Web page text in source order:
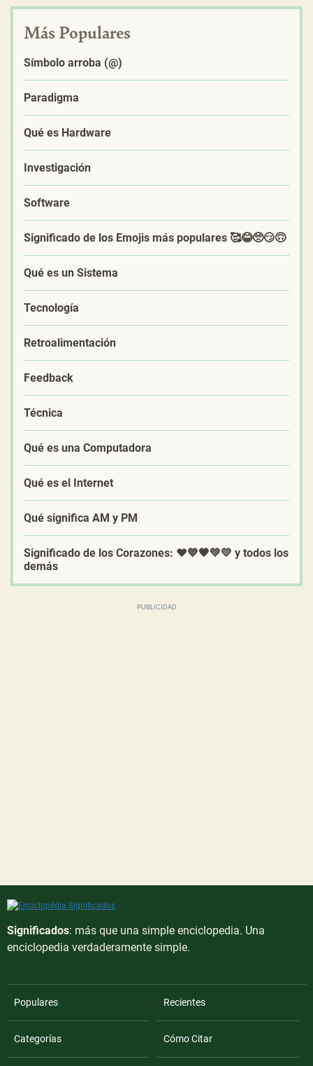
Más Populares
Símbolo arroba (@)
Paradigma
Qué es Hardware
Investigación
Software
Significado de los Emojis más populares 🥰😂🥺😏🙃
Qué es un Sistema
Tecnología
Retroalimentación
Feedback
Técnica
Qué es una Computadora
Qué es el Internet
Qué significa AM y PM
Significado de los Corazones: ❤️💙🖤💚💛 y todos los
demás
Significados: más que una simple enciclopedia. Una
enciclopedia verdaderamente simple.
Populares Recientes
Categorías Cómo Citar